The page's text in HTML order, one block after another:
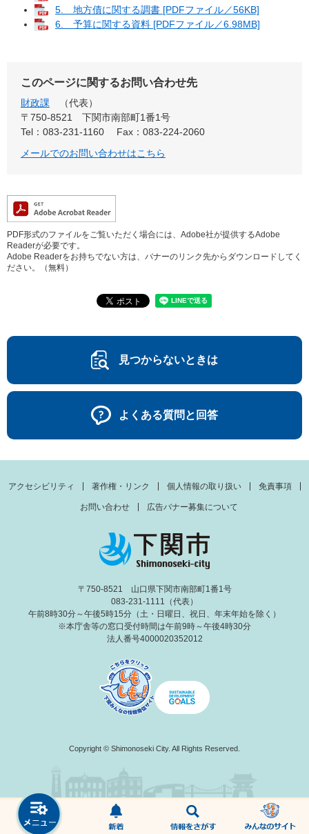
5. 地方債に関する調書 [PDFファイル／56KB]
6. 予算に関する資料 [PDFファイル／6.98MB]
このページに関するお問い合わせ先
財政課
代表
〒750-8521
下関市南部町1番1号
Tel：083-231-1160
Fax：083-224-2060
メールでのお問い合わせはこちら
PDF形式のファイルをご覧いただく場合には、Adobe社が提供するAdobe
Readerが必要です。
Adobe Readerをお持ちでない方は、バナーのリンク先からダウンロードしてく
ださい。（無料）
見つからないときは
よくある質問と回答
アクセシビリティ 著作権・リンク 個人情報の取り扱い 免責事項
お問い合わせ 広告バナー募集について
〒750-8521 山口県下関市南部町1番1号
083-231-1111（代表）
午前8時30分～午後5時15分（土・日曜日、祝日、年末年始を除く）
※本庁舎等の窓口受付時間は午前9時～午後4時30分
法人番号4000020352012
Copyright © Shimonoseki City. All Rights Reserved.